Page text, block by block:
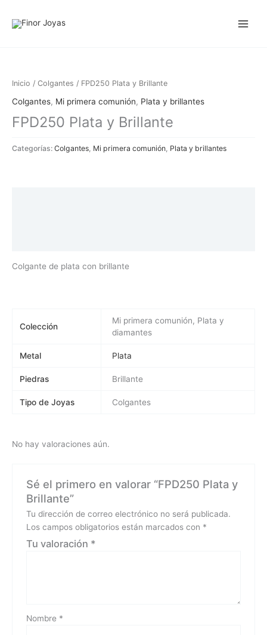
Inicio / Colgantes / FPD250 Plata y Brillante
Colgantes, Mi primera comunión, Plata y brillantes
FPD250 Plata y Brillante
Categorías: Colgantes Mi primera comunión Plata y brillantes
Colgante de plata con brillante
Colección
Mi primera comunión, Plata y
diamantes
Metal Plata
Piedras Brillante
Tipo de Joyas Colgantes
No hay valoraciones aún.
Sé el primero en valorar “FPD250 Plata y
Brillante”
Tu dirección de correo electrónico no será publicada.
Los campos obligatorios están marcados con *
Tu valoración *
Nombre *